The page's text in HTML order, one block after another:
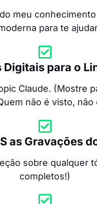
meu
para te
Digitais para o
Claude. (Mostre
não é visto, não
as Gravações
sobre qualquer
completos!)